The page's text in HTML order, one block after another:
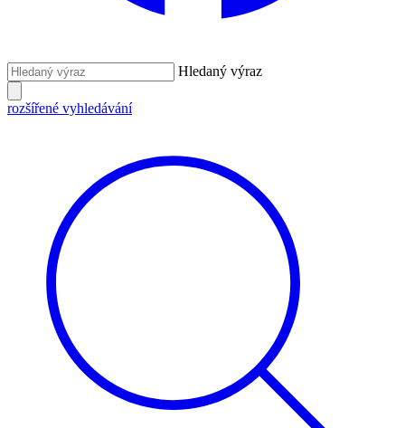
Hledaný výraz
rozšířené vyhledávání